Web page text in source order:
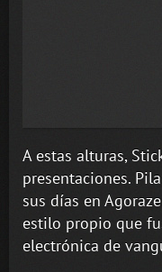
A estas alturas,
presentaciones.
sus días en
estilo propio que
electrónica de